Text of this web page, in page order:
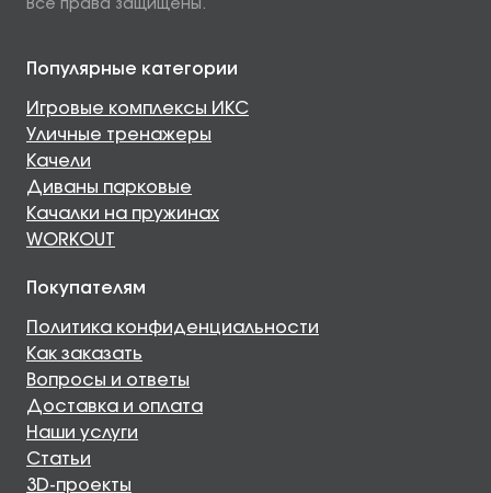
Все права защищены.
Популярные категории
Игровые комплексы ИКС
Уличные тренажеры
Качели
Диваны парковые
Качалки на пружинах
WORKOUT
Покупателям
Политика конфиденциальности
Как заказать
Вопросы и ответы
Доставка и оплата
Наши услуги
Статьи
3D-проекты